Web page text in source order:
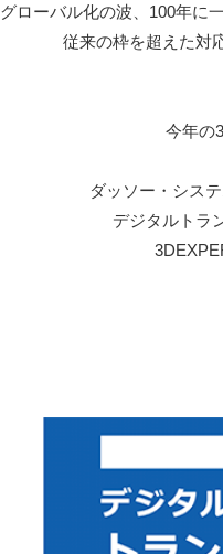
グローバル化の波、100年に
従来の枠を超えた対
今年の
ダッソー・シス
デジタルトラ